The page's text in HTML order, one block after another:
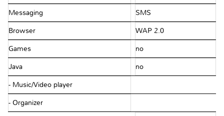
Messaging SMS
Browser WAP 2.0
Games no
Java no
- Music/Video player
- Organizer